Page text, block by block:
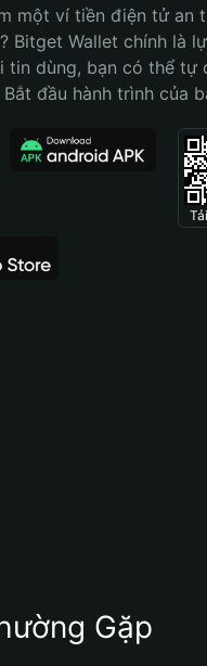
một ví tiền điện tử an
Bitget Wallet chính là
tin dùng, bạn có thể tự
đầu hành trình của
Gặp